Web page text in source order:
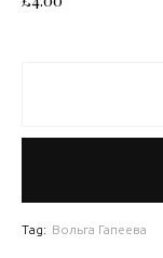
Tag: Вольга Гапеева